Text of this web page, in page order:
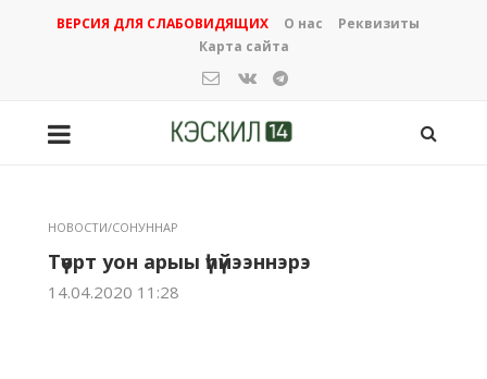
ВЕРСИЯ ДЛЯ СЛАБОВИДЯЩИХ О нас
Реквизиты
Карта сайта
НОВОСТИ/СОНУННАР
Түөрт уон арыы үһүйээннэрэ
14.04.2020 11:28